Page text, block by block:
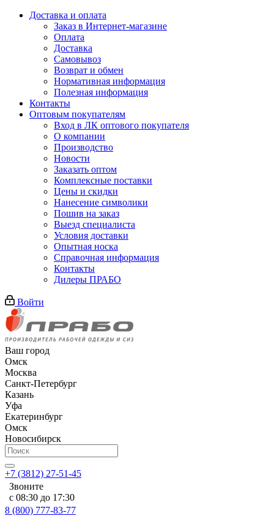
Доставка и оплата
Заказ в Интернет-магазине
Оплата
Доставка
Самовывоз
Возврат и обмен
Нормативная информация
Полезная информация
Контакты
Оптовым покупателям
Вход в ЛК оптового покупателя
О компании
Производство
Новости
Заказать оптом
Комплексные поставки
Цены и скидки
Нанесение символики
Пошив на заказ
Выезд специалиста
Условия доставки
Опытная носка
Справочная информация
Контакты
Дилеры ПРАБО
Войти
Ваш город
Омск
Москва
Санкт-Петербург
Казань
Уфа
Екатеринбург
Омск
Новосибирск
+7 (3812) 27-51-45
Звоните
с 08:30 до 17:30
8 (800) 777-83-77